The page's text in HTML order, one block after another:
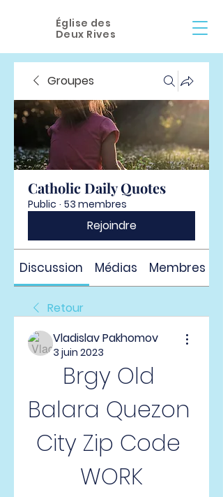
Église des
Deux Rives
Groupes
Catholic Daily Quotes
Public · 53 membres
Rejoindre
Discussion Médias Membres
Retour
Vladislav Pakhomov
3 juin 2023
Brgy Old
Balara Quezon
City Zip Code
WORK